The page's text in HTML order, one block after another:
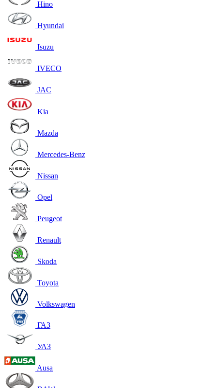
Hino
Hyundai
Isuzu
IVECO
JAC
Kia
Mazda
Mercedes-Benz
Nissan
Opel
Peugeot
Renault
Skoda
Toyota
Volkswagen
ГАЗ
УАЗ
Ausa